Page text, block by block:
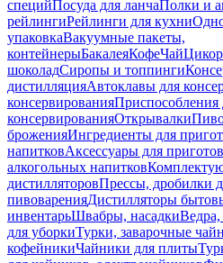
специйПосуда для ланчаПолки и
рейлингиРейлинги для кухни
упаковкаВакуумные пакеты,
контейнерыБакалеяКофеЧай
шоколадСиропы и топпинги
дистилляцияАвтоклавы для
консервированияПриспособления
консервированияОткрывалки
броженияИнгредиенты для
напитковАксессуары для
алкогольных напитков
дистилляторовПрессы, дробилки
пивоваренияДистилляторы
инвентарьШвабры, насадкиВедра,
для уборкиТурки, заварочные
кофейникиЧайники для плиты